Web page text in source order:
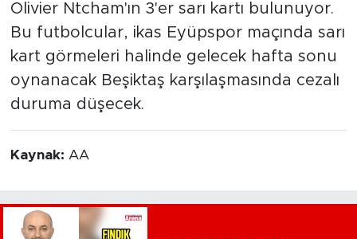
Olivier Ntcham'ın 3'er sarı kartı bulunuyor.
Bu futbolcular, ikas Eyüpspor maçında sarı
kart görmeleri halinde gelecek hafta sonu
oynanacak Beşiktaş karşılaşmasında cezalı
duruma düşecek.
Kaynak: AA